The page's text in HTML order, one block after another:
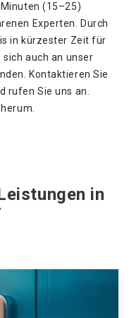
(15–25)
Experten. Durch
in kürzester Zeit für
sich auch an unser
Kontaktieren Sie
rufen Sie uns an.
in